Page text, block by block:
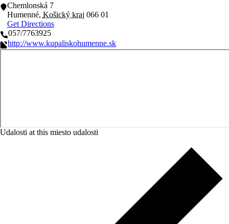
Chemlonská 7
Humenné, Košický kraj 066 01
Get Directions
057/7763925
http://www.kupaliskohumenne.sk
Udalosti at this miesto udalosti